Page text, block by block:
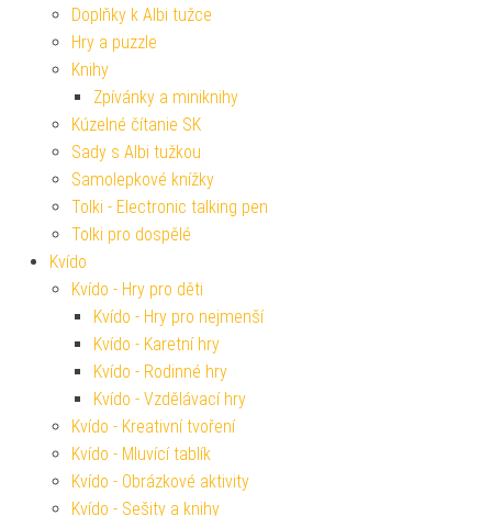
Doplňky k Albi tužce
Hry a puzzle
Knihy
Zpívánky a miniknihy
Kúzelné čítanie SK
Sady s Albi tužkou
Samolepkové knížky
Tolki - Electronic talking pen
Tolki pro dospělé
Kvído
Kvído - Hry pro děti
Kvído - Hry pro nejmenší
Kvído - Karetní hry
Kvído - Rodinné hry
Kvído - Vzdělávací hry
Kvído - Kreativní tvoření
Kvído - Mluvící tablík
Kvído - Obrázkové aktivity
Kvído - Sešity a knihy